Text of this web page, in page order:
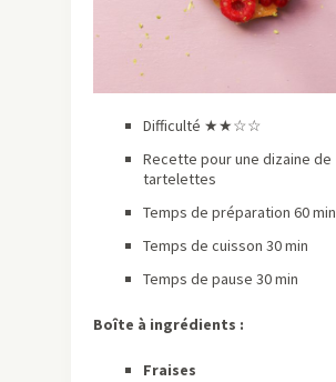
Difficulté ★★☆☆
Recette pour une dizaine de
tartelettes
Temps de préparation 60 min
Temps de cuisson 30 min
Temps de pause 30 min
Boîte à ingrédients :
Fraises